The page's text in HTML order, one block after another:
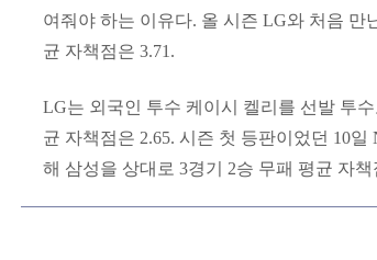
여줘야 하는 이유다. 올 시즌 LG와 처음 만
균 자책점은 3.71.
LG는 외국인 투수 케이시 켈리를 선발 투
균 자책점은 2.65. 시즌 첫 등판이었던 10
해 삼성을 상대로 3경기 2승 무패 평균 자책